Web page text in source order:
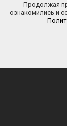
Продолжая
ознакомились и